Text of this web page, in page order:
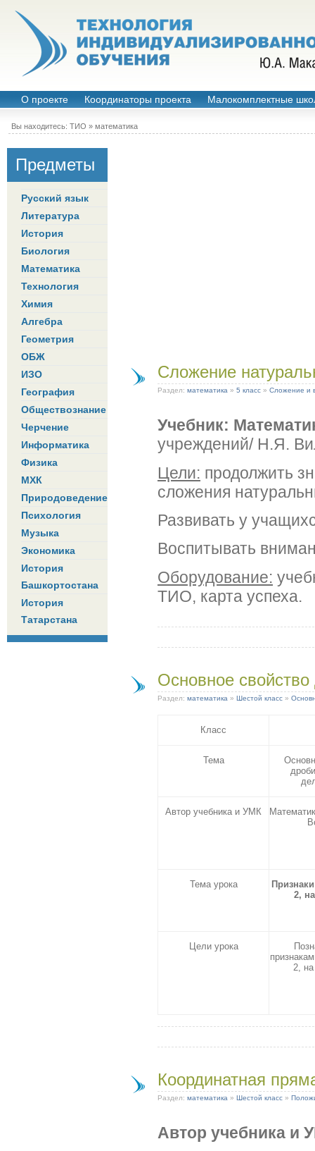
О проекте Координаторы проекта Малокомплектные
Вы находитесь: ТИО » математика
Предметы
Русский язык
Литература
История
Биология
Математика
Технология
Химия
Алгебра
Геометрия
ОБЖ
ИЗО
География
Обществознание
Черчение
Информатика
Физика
МХК
Природоведение
Психология
Музыка
Экономика
История
Башкортостана
История
Татарстана
Сложение
Раздел: математика » 5 класс » Сложение и
Учебник:
учреждений/ Н.Я.
Цели: продолжить
сложения
Развивать у
Воспитывать
Оборудование:
ТИО, карта успеха.
Основное свойство
Раздел: математика » Шестой класс »
Класс
Тема
Автор учебника и УМК
Тема урока
2,
Цели урока
2,
Координатная
Раздел: математика » Шестой класс »
Автор учебника и